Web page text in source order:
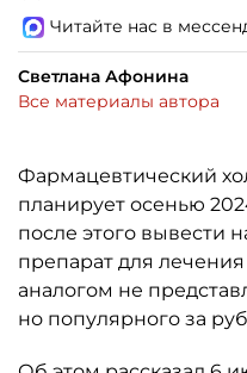
Читайте нас в
Светлана Афонина
Все материалы автора
Фармацевтический
планирует осенью
после этого вывести
препарат для
аналогом не
но популярного за